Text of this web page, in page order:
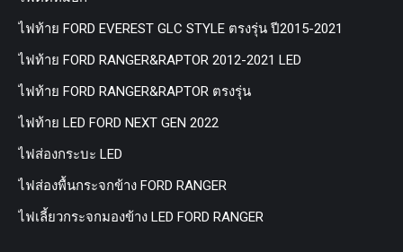
ไฟท้าย FORD EVEREST GLC STYLE ตรงรุ่น ปี2015-2021
ไฟท้าย FORD RANGER&RAPTOR 2012-2021 LED
ไฟท้าย FORD RANGER&RAPTOR ตรงรุ่น
ไฟท้าย LED FORD NEXT GEN 2022
ไฟส่องกระบะ LED
ไฟส่องพื้นกระจกข้าง FORD RANGER
ไฟเลี้ยวกระจกมองข้าง LED FORD RANGER